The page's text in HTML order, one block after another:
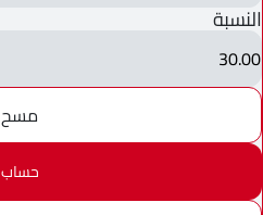
النسبة
30.00
مسح
حساب